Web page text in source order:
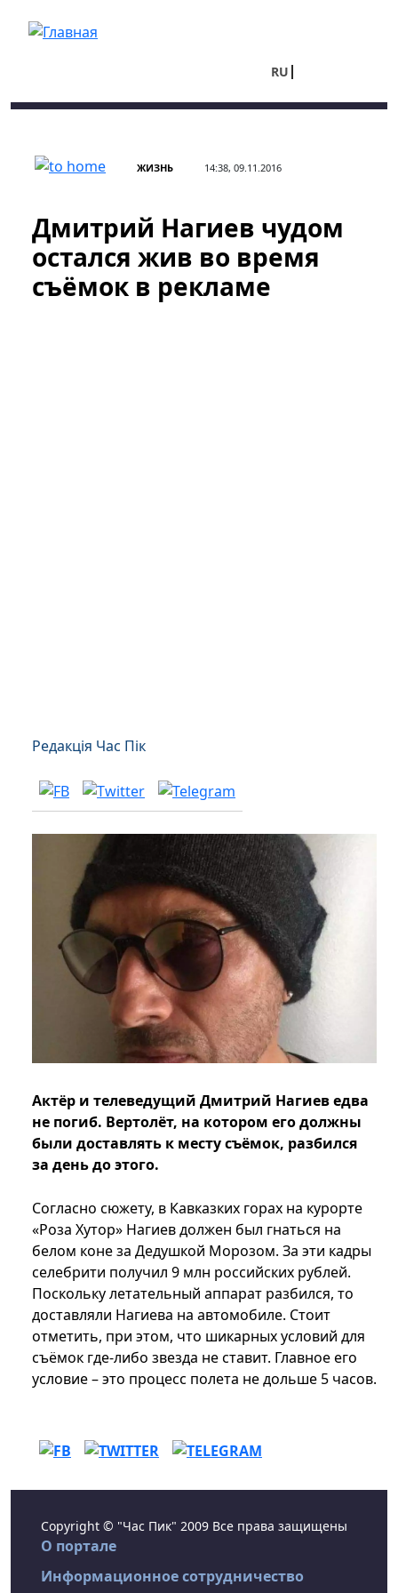
RU
ЖИЗНЬ 14:38, 09.11.2016
Дмитрий Нагиев чудом
остался жив во время
съёмок в рекламе
Редакція Час Пік
Актёр и телеведущий Дмитрий Нагиев едва
не погиб. Вертолёт, на котором его должны
были доставлять к месту съёмок, разбился
за день до этого.
Согласно сюжету, в Кавказких горах на курорте
«Роза Хутор» Нагиев должен был гнаться на
белом коне за Дедушкой Морозом. За эти кадры
селебрити получил 9 млн российских рублей.
Поскольку летательный аппарат разбился, то
доставляли Нагиева на автомобиле. Стоит
отметить, при этом, что шикарных условий для
съёмок где-либо звезда не ставит. Главное его
условие – это процесс полета не дольше 5 часов.
Copyright © "Час Пик" 2009 Все права защищены
О портале
Информационное сотрудничество